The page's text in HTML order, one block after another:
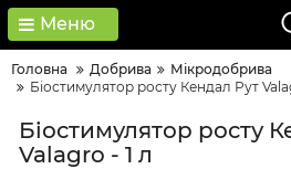
Меню
Головна Добрива
Мікродобрива
Біостимулятор росту Кендал Рут
Біостимулятор росту
Valagro - 1 л